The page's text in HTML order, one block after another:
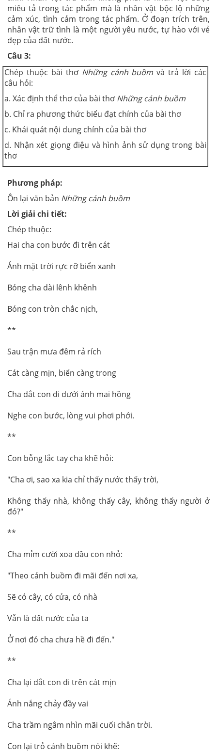
miêu tả trong tác phẩm mà là nhân vật bộc lộ những
cảm xúc, tình cảm trong tác phẩm. Ở đoạn trích trên,
nhân vật trữ tình là một người yêu nước, tự hào với vẻ
đẹp của đất nước.
Câu 3:
Chép thuộc bài thơ Những cánh buồmvà trả lời các
câu hỏi:
a. Xác định thể thơ của bài thơ Những cánh buồm
b. Chỉ ra phương thức biểu đạt chính của bài thơ
c. Khái quát nội dung chính của bài thơ
d. Nhận xét giọng điệu và hình ảnh sử dụng trong bài
thơ
Phương pháp:
Ôn lại văn bản Những cánh buồm
Lời giải chi tiết:
Chép thuộc:
Hai cha con bước đi trên cát
Ánh mặt trời rực rỡ biển xanh
Bóng cha dài lênh khênh
Bóng con tròn chắc nịch,
**
Sau trận mưa đêm rả rích
Cát càng mịn, biển càng trong
Cha dắt con đi dưới ánh mai hồng
Nghe con bước, lòng vui phơi phới.
**
Con bỗng lắc tay cha khẽ hỏi:
"Cha ơi, sao xa kia chỉ thấy nước thấy trời,
Không thấy nhà, không thấy cây, không thấy người ở
đó?"
**
Cha mỉm cười xoa đầu con nhỏ:
"Theo cánh buồm đi mãi đến nơi xa,
Sẽ có cây, có cửa, có nhà
Vẫn là đất nước của ta
Ở nơi đó cha chưa hề đi đến."
**
Cha lại dắt con đi trên cát mịn
Ánh nắng chảy đầy vai
Cha trầm ngâm nhìn mãi cuối chân trời.
Con lại trỏ cánh buồm nói khẽ: